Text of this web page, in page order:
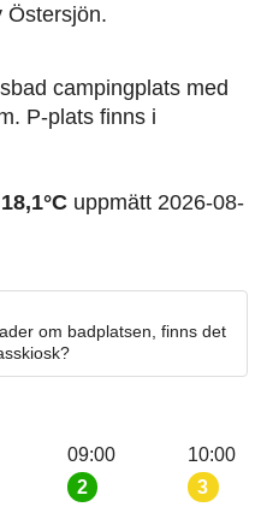
Östersjön.
campingplats med
P-plats finns i
18,1°C uppmätt 2026-08-
om badplatsen, finns det
09:00
2
10:00
3